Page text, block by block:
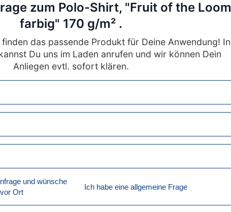
zum Polo-Shirt, "Fruit of the Loom
farbig" 170 g/m² .
das passende Produkt für Deine Anwendung! In
Du uns im Laden anrufen und wir können Dein
Anliegen evtl. sofort klären.
und wünsche
Ort
Ich habe eine allgemeine Frage